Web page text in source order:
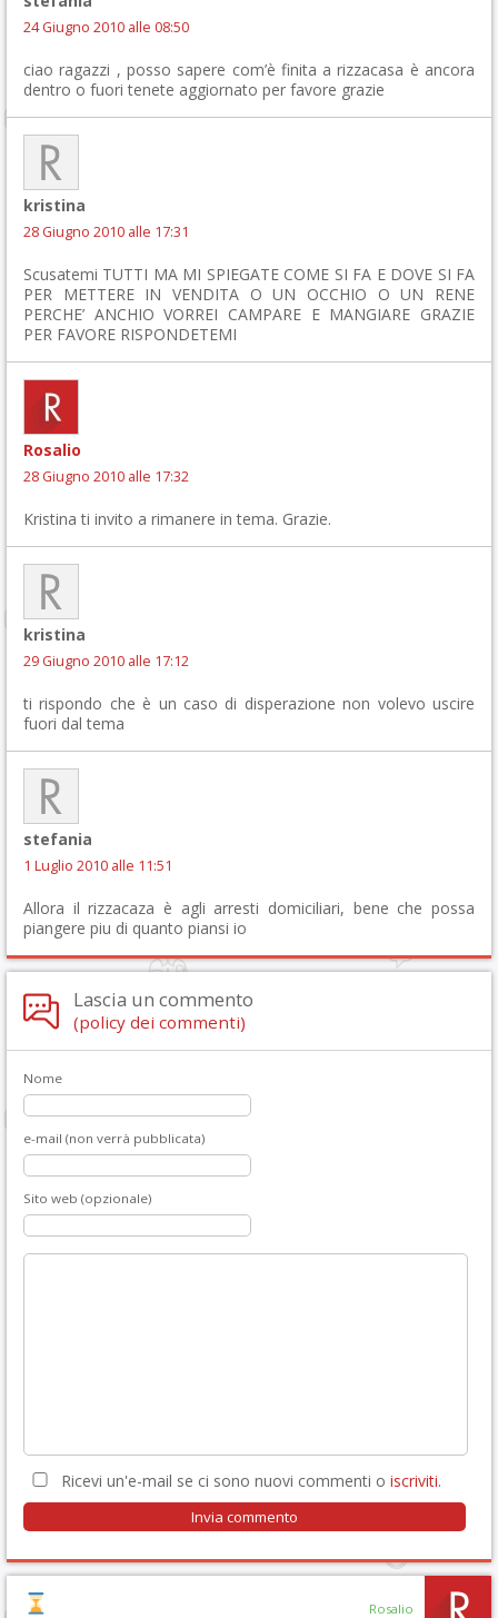
24 Giugno 2010 alle 08:50
ciao ragazzi , posso sapere com’è finita a rizzacasa è ancora
dentro o fuori tenete aggiornato per favore grazie
kristina
28 Giugno 2010 alle 17:31
Scusatemi TUTTI MA MI SPIEGATE COME SI FA E DOVE SI FA
PER METTERE IN VENDITA O UN OCCHIO O UN RENE
PERCHE’ ANCHIO VORREI CAMPARE E MANGIARE GRAZIE
PER FAVORE RISPONDETEMI
Rosalio
28 Giugno 2010 alle 17:32
Kristina ti invito a rimanere in tema. Grazie.
kristina
29 Giugno 2010 alle 17:12
ti rispondo che è un caso di disperazione non volevo uscire
fuori dal tema
stefania
1 Luglio 2010 alle 11:51
Allora il rizzacaza è agli arresti domiciliari, bene che possa
piangere piu di quanto piansi io
Lascia un commento
(policy dei commenti)
Nome
e-mail (non verrà pubblicata)
Sito web (opzionale)
Ricevi un'e-mail se ci sono nuovi commenti o iscriviti.
Rosalio